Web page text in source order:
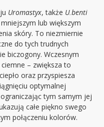
Uromastyx, także U.benti
lub większym
skóry. To niezmiernie
do tych trudnych
biczogony. Wczesnym
– zwiększa to
oraz przyspiesza
optymalnej
tym samym jej
całe piękno swego
połączeniu kolorów.